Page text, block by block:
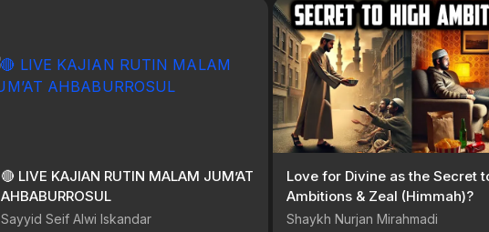
🔴 LIVE KAJIAN RUTIN MALAM JUM’AT
AHBABURROSUL
Sayyid Seif Alwi Iskandar
Love for Divine as the Secret
Ambitions & Zeal (Himmah)?
Shaykh Nurjan Mirahmadi